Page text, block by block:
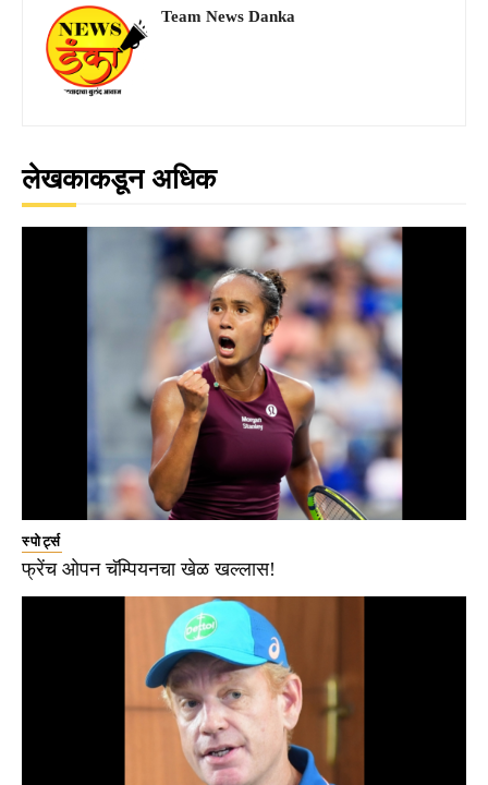
Team News Danka
लेखकाकडून अधिक
स्पोर्ट्स
फ्रेंच ओपन चॅम्पियनचा खेळ खल्लास!